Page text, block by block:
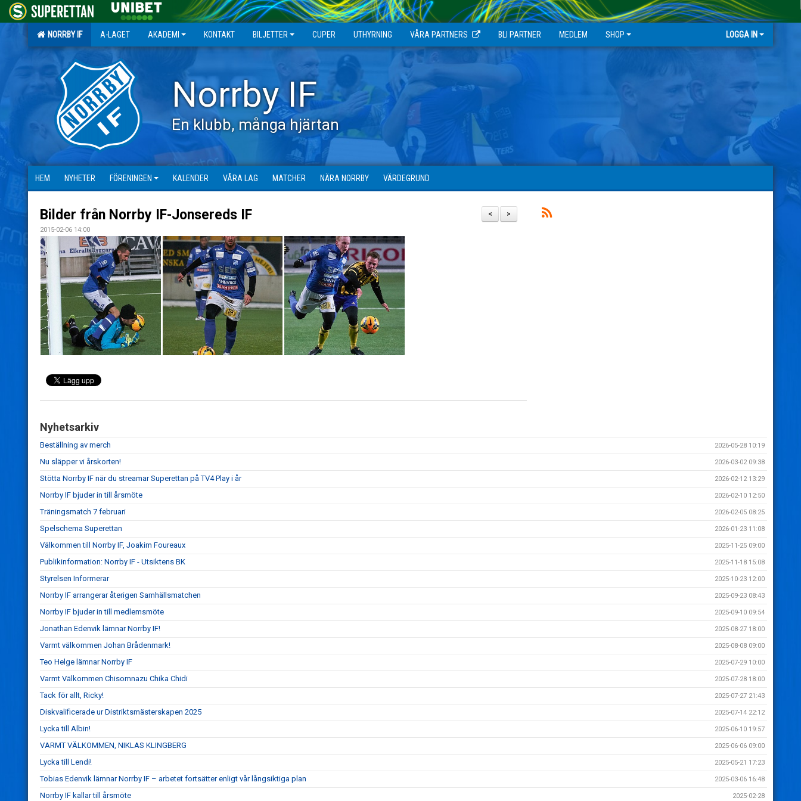
NORRBY IF A-LAGET AKADEMI KONTAKT BILJETTER CUPER UTHYRNING VÅRA PARTNERS BLI PARTNER MEDLEM SHOP LOGGA IN
Norrby IF
En klubb, många hjärtan
HEM NYHETER FÖRENINGEN KALENDER VÅRA LAG MATCHER NÄRA NORRBY VÄRDEGRUND
>
<
Bilder från Norrby IF-Jonsereds IF
2015-02-06 14:00
Nyhetsarkiv
Beställning av merch 2026-05-28 10:19
Nu släpper vi årskorten! 2026-03-02 09:38
Stötta Norrby IF när du streamar Superettan på TV4 Play i år 2026-02-12 13:29
Norrby IF bjuder in till årsmöte 2026-02-10 12:50
Träningsmatch 7 februari 2026-02-05 08:25
Spelschema Superettan 2026-01-23 11:08
Välkommen till Norrby IF, Joakim Foureaux 2025-11-25 09:00
Publikinformation: Norrby IF - Utsiktens BK 2025-11-18 15:08
Styrelsen Informerar 2025-10-23 12:00
Norrby IF arrangerar återigen Samhällsmatchen 2025-09-23 08:43
Norrby IF bjuder in till medlemsmöte 2025-09-10 09:54
Jonathan Edenvik lämnar Norrby IF! 2025-08-27 18:00
Varmt välkommen Johan Brådenmark! 2025-08-08 09:00
Teo Helge lämnar Norrby IF 2025-07-29 10:00
Varmt Välkommen Chisomnazu Chika Chidi 2025-07-28 18:00
Tack för allt, Ricky! 2025-07-27 21:43
Diskvalificerade ur Distriktsmästerskapen 2025 2025-07-14 22:12
Lycka till Albin! 2025-06-10 19:57
VARMT VÄLKOMMEN, NIKLAS KLINGBERG 2025-06-06 09:00
Lycka till Lendi! 2025-05-21 17:23
Tobias Edenvik lämnar Norrby IF – arbetet fortsätter enligt vår långsiktiga plan 2025-03-06 16:48
Norrby IF kallar till årsmöte 2025-02-28